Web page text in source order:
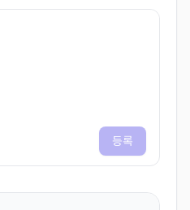
등록